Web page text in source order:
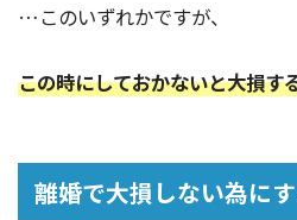
…このいずれかですが、
この時にしておかないと大損す
離婚で大損しない為に